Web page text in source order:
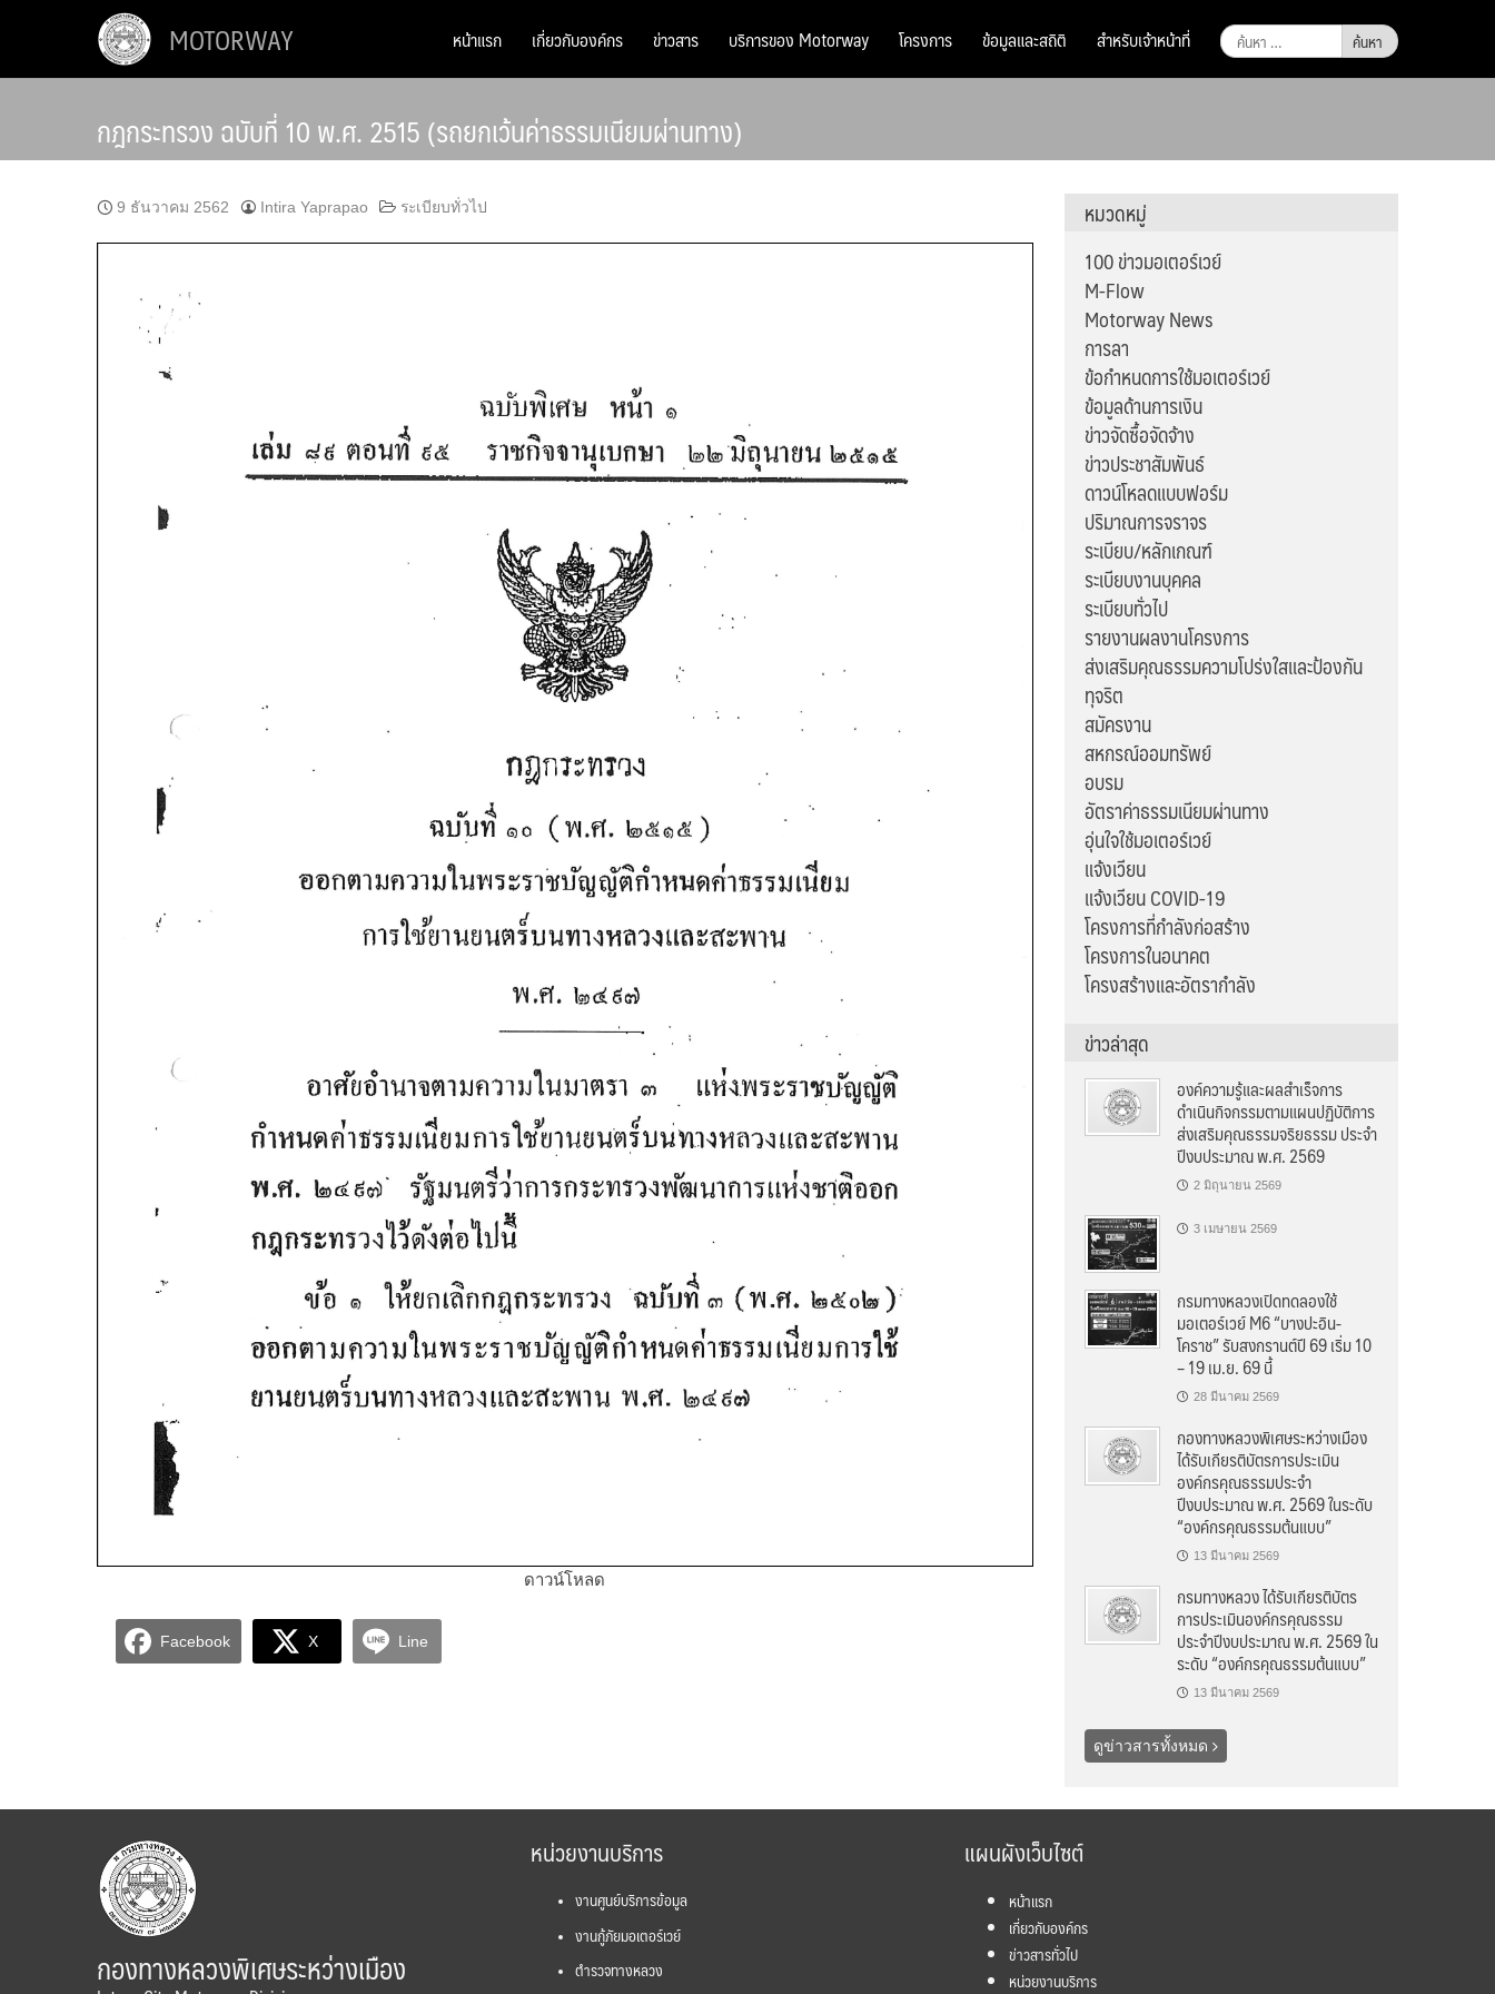
MOTORWAY
ค้นหา
สำหรับ:
หน้าแรก เกี่ยวกับองค์กร ข่าวสาร บริการของ Motorway โครงการ ข้อมูลและสถิติ สำหรับเจ้าหน้าที่
กฎกระทรวง ฉบับที่ 10 พ.ศ. 2515 (รถยกเว้นค่าธรรมเนียมผ่านทาง)
9 ธันวาคม 2562 Intira Yaprapao ระเบียบทั่วไป
ดาวน์โหลด
Facebook X Line
หมวดหมู่
100 ข่าวมอเตอร์เวย์
M-Flow
Motorway News
การลา
ข้อกำหนดการใช้มอเตอร์เวย์
ข้อมูลด้านการเงิน
ข่าวจัดซื้อจัดจ้าง
ข่าวประชาสัมพันธ์
ดาวน์โหลดแบบฟอร์ม
ปริมาณการจราจร
ระเบียบ/หลักเกณฑ์
ระเบียบงานบุคคล
ระเบียบทั่วไป
รายงานผลงานโครงการ
ส่งเสริมคุณธรรมความโปร่งใสและป้องกัน
ทุจริต
สมัครงาน
สหกรณ์ออมทรัพย์
อบรม
อัตราค่าธรรมเนียมผ่านทาง
อุ่นใจใช้มอเตอร์เวย์
แจ้งเวียน
แจ้งเวียน COVID-19
โครงการที่กำลังก่อสร้าง
โครงการในอนาคต
โครงสร้างและอัตรากำลัง
ข่าวล่าสุด
องค์ความรู้และผลสำเร็จการ
ดำเนินกิจกรรมตามแผนปฏิบัติการ
ส่งเสริมคุณธรรมจริยธรรม ประจำ
ปีงบประมาณ พ.ศ. 2569
2 มิถุนายน 2569
3 เมษายน 2569
กรมทางหลวงเปิดทดลองใช้
มอเตอร์เวย์ M6 “บางปะอิน-
โคราช” รับสงกรานต์ปี 69 เริ่ม 10
– 19 เม.ย. 69 นี้
28 มีนาคม 2569
กองทางหลวงพิเศษระหว่างเมือง
ได้รับเกียรติบัตรการประเมิน
องค์กรคุณธรรมประจำ
ปีงบประมาณ พ.ศ. 2569 ในระดับ
“องค์กรคุณธรรมต้นแบบ”
13 มีนาคม 2569
กรมทางหลวง ได้รับเกียรติบัตร
การประเมินองค์กรคุณธรรม
ประจำปีงบประมาณ พ.ศ. 2569 ใน
ระดับ “องค์กรคุณธรรมต้นแบบ”
13 มีนาคม 2569
ดูข่าวสารทั้งหมด
กองทางหลวงพิเศษระหว่างเมือง
หน่วยงานบริการ
งานศูนย์บริการข้อมูล
งานกู้ภัยมอเตอร์เวย์
ตำรวจทางหลวง
แผนผังเว็บไซต์
หน้าแรก
เกี่ยวกับองค์กร
ข่าวสารทั่วไป
หน่วยงานบริการ